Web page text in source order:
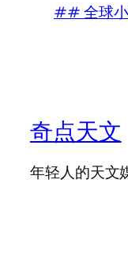
## 全球
奇点天文
年轻人的天文